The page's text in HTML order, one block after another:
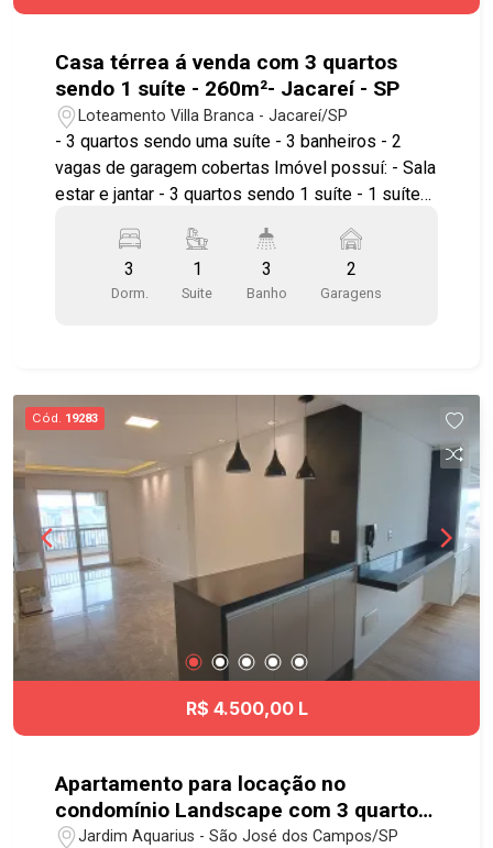
momento.
Casa térrea á venda com 3 quartos
sendo 1 suíte - 260m²- Jacareí - SP
Loteamento Villa Branca - Jacareí/SP
- 3 quartos sendo uma suíte - 3 banheiros - 2
vagas de garagem cobertas Imóvel possuí: - Sala
estar e jantar - 3 quartos sendo 1 suíte - 1 suíte
Lavanderia com teto retrátil - Área gourmet com
piscina - Banheiro social - 2 vagas Ótima
localização, próximo a comércios e serviços
#casavendaJacareí #casalocação
#casalocaçãoJacareí
3
Dorm.
1
Suite
3
Banho
2
Garagens
Cód. 19283
R$ 4.500,00 L
Apartamento para locação no
condomínio Landscape com 3 quartos
sendo 1 suíte - 76 m² - No bairro
Jardim Aquarius - São José dos Campos/SP